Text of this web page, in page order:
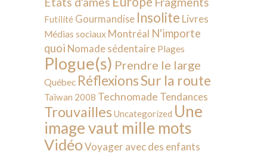
Futilité Gourmandise Insolite Livres
Médias sociaux Montréal N'importe
quoi Nomade sédentaire Plages
Plogue(s) Prendre le large
Québec RéflexionsSur la route
Taïwan 2008 Technomade Tendances
Trouvailles Uncategorized Une
image vaut mille mots
VidéoVoyager avec des enfants